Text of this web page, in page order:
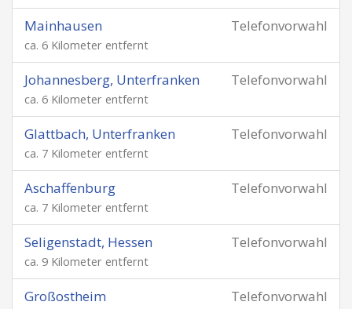
Telefonvorwahl
Mainhausen
ca. 6 Kilometer entfernt
Telefonvorwahl
Johannesberg, Unterfranken
ca. 6 Kilometer entfernt
Telefonvorwahl
Glattbach, Unterfranken
ca. 7 Kilometer entfernt
Telefonvorwahl
Aschaffenburg
ca. 7 Kilometer entfernt
Telefonvorwahl
Seligenstadt, Hessen
ca. 9 Kilometer entfernt
Telefonvorwahl
Großostheim